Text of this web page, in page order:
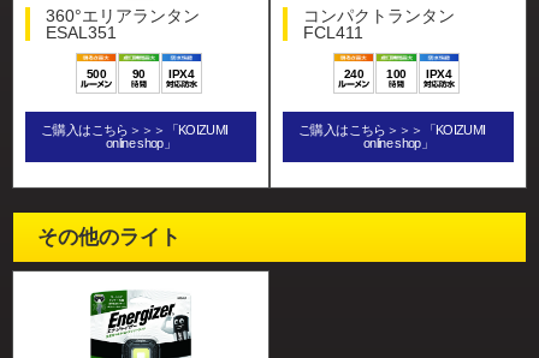
360°エリアランタン
ESAL351
500 90 IPX4
ご購入はこちら＞＞＞「KOIZUMI
online shop」
コンパクトランタン
FCL411
240 100 IPX4
ご購入はこちら＞＞＞「KOIZUMI
online shop」
その他のライト